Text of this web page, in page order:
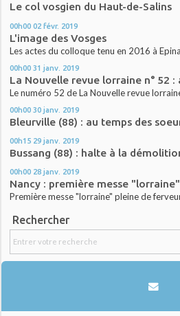
Le col vosgien du Haut-de-Salins
00h00 02 févr. 2019
L'image des Vosges
Les actes du colloque tenu en 2016 à
00h00 31 janv. 2019
La Nouvelle revue lorraine n° 52 :
Le numéro 52 de La Nouvelle revue
00h00 30 janv. 2019
Bleurville (88) : au temps des
00h15 29 janv. 2019
Bussang (88) : halte à la
00h00 28 janv. 2019
Nancy : première messe
Première messe "lorraine" pleine de
Rechercher